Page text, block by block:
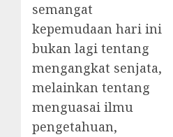
semangat
kepemudaan hari ini
bukan lagi tentang
mengangkat senjata,
melainkan tentang
menguasai ilmu
pengetahuan,